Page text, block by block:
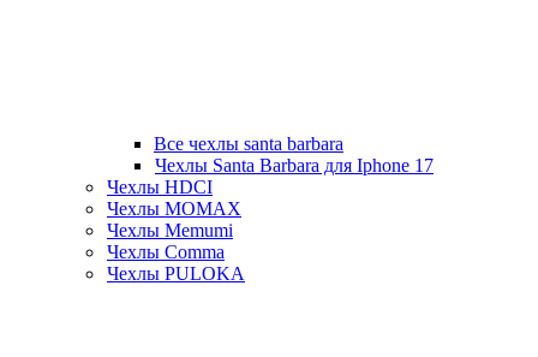
Все чехлы santa barbara
Чехлы Santa Barbara для Iphone 17
Чехлы HDCI
Чехлы MOMAX
Чехлы Memumi
Чехлы Comma
Чехлы PULOKA